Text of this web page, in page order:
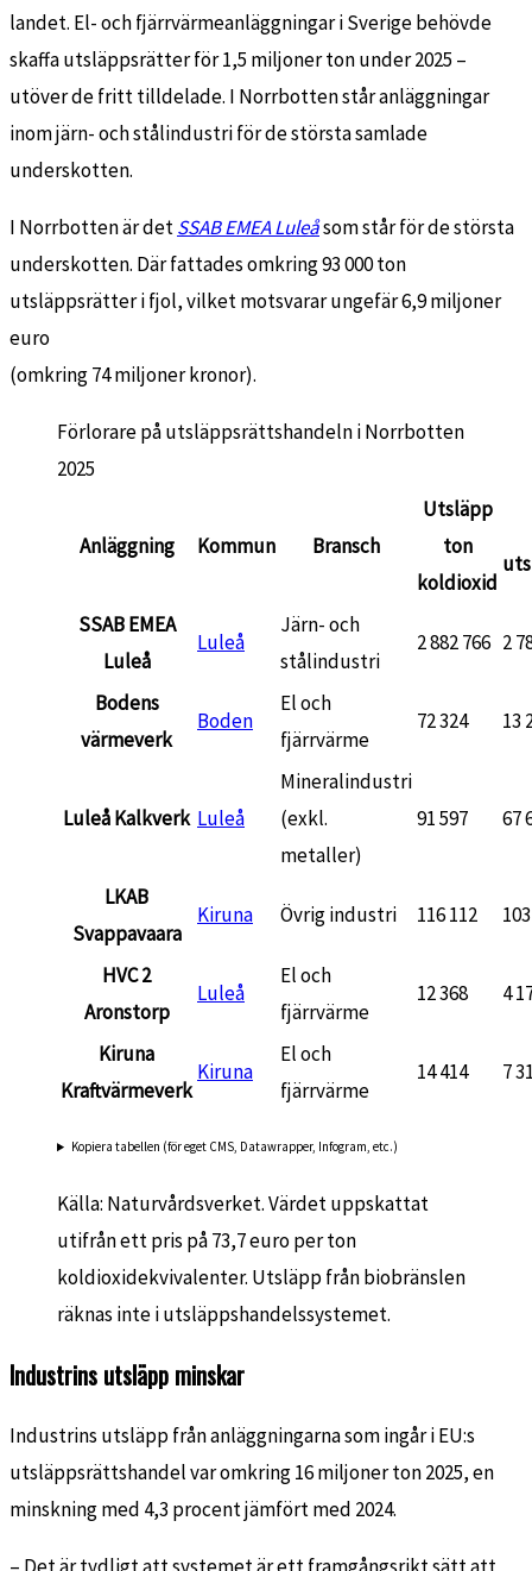
landet. El- och fjärrvärmeanläggningar i Sverige behövde
skaffa utsläppsrätter för 1,5 miljoner ton under 2025 –
utöver de fritt tilldelade. I Norrbotten står anläggningar
inom järn- och stålindustri för de största samlade
underskotten.
I Norrbotten är detSSAB EMEA Luleåsom står för de största
underskotten. Där fattades omkring 93 000 ton
utsläppsrätter i fjol, vilket motsvarar ungefär 6,9 miljoner
euro
(omkring 74 miljoner kronor).
Förlorare på utsläppsrättshandeln i Norrbotten
2025
Anläggning Kommun Bransch
Utsläpp
ton
koldioxid
SSAB EMEA
Luleå
Luleå
Järn- och
stålindustri
2 882 766 2
Bodens
värmeverk
Boden
El och
fjärrvärme
72 324 13
Luleå Kalkverk Luleå
Mineralindustri
(exkl.
metaller)
91 597 67
LKAB
Svappavaara
Kiruna Övrig industri 116 112
HVC 2
Aronstorp
Luleå
El och
fjärrvärme
12 368 4
Kiruna
Kraftvärmeverk
Kiruna
El och
fjärrvärme
14 414 7
Kopiera tabellen (för eget CMS, Datawrapper, Infogram, etc.)
Källa: Naturvårdsverket. Värdet uppskattat
utifrån ett pris på 73,7 euro per ton
koldioxidekvivalenter. Utsläpp från biobränslen
räknas inte i utsläppshandelssystemet.
Industrins utsläpp minskar
Industrins utsläpp från anläggningarna som ingår i EU:s
utsläppsrättshandel var omkring 16 miljoner ton 2025, en
minskning med 4,3 procent jämfört med 2024.